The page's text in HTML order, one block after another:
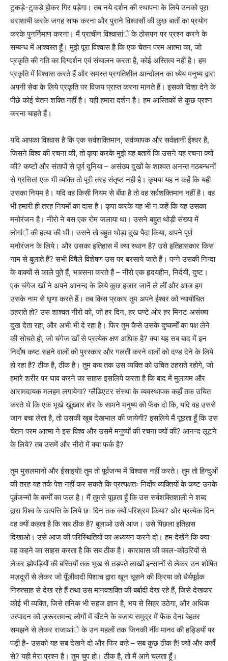
टुकड़े-टुकड़े होकर गिर पड़ेगा। तब नये दर्शन की स्थापना के लिये उनको पूरा
धराशायी करकेे जगह साफ करना और पुराने विश्वासों की कुछ बातों का प्रयोग
करके पुनर्निमाण करना। मैं प्राचीन विश्वासांे के ठोसपन पर प्रश्न करने के
सम्बन्ध में आश्वस्त हूँ। मुझे पूरा विश्वास है कि एक चेतन परम आत्मा का, जो
प्रकृति की गति का दिग्दर्शन एवं संचालन करता है, कोई अस्तित्व नहीं है। हम
प्रकृति में विश्वास करते हैं और समस्त प्रगतिशील आन्दोलन का ध्येय मनुष्य द्वारा
अपनी सेवा के लिये प्रकृति पर विजय प्राप्त करना मानते हैं। इसको दिशा देने के
पीछे कोई चेतन शक्ति नहीं है। यही हमारा दर्शन है। हम आस्तिकों से कुछ प्रश्न
करना चाहते हैं।
यदि आपका विश्वास है कि एक सर्वशक्तिमान, सर्वव्यापक और सर्वज्ञानी ईश्वर है,
जिसने विश्व की रचना की, तो कृपा करके मुझे यह बतायें कि उसने यह रचना क्यों
की? कष्टों और संतापों से पूर्ण दुनिया – असंख्य दुखों के शाश्वत अनन्त गठबन्धनों
से ग्रसित! एक भी व्यक्ति तो पूरी तरह संतृष्ट नही है। कृपया यह न कहें कि यही
उसका नियम है। यदि वह किसी नियम से बँधा है तो वह सर्वशक्तिमान नहीं है। वह
भी हमारी ही तरह नियमों का दास है। कृपा करके यह भी न कहें कि यह उसका
मनोरंजन है। नीरो ने बस एक रोम जलाया था। उसने बहुत थोड़ी संख्या में
लोगांें की हत्या की थी। उसने तो बहुत थोड़ा दुख पैदा किया, अपने पूर्ण
मनोरंजन के लिये। और उसका इतिहास में क्या स्थान है? उसे इतिहासकार किस
नाम से बुलाते हैं? सभी विषैले विशेषण उस पर बरसाये जाते हैं। पन्ने उसकी निन्दा
के वाक्यों से काले पुते हैं, भत्र्सना करते हैं – नीरो एक हृदयहीन, निर्दयी, दुष्ट।
एक चंगेज खाँ ने अपने आनन्द के लिये कुछ हजार जानें ले लीं और आज हम
उसके नाम से घृणा करते हैं। तब किस प्रकार तुम अपने ईश्वर को न्यायोचित
ठहराते हो? उस शाश्वत नीरो को, जो हर दिन, हर घण्टे ओर हर मिनट असंख्य
दुख देता रहा, और अभी भी दे रहा है। फिर तुम कैसे उसके दुष्कर्मों का पक्ष लेने
की सोचते हो, जो चंगेज खाँ से प्रत्येक क्षण अधिक है? क्या यह सब बाद में इन
निर्दोष कष्ट सहने वालों को पुरस्कार और गलती करने वालों को दण्ड देने के लिये
हो रहा है? ठीक है, ठीक है। तुम कब तक उस व्यक्ति को उचित ठहराते रहोगे, जो
हमारे शरीर पर घाव करने का साहस इसलिये करता है कि बाद में मुलायम और
आरामदायक मलहम लगायेगा? ग्लैडिएटर संस्था के व्यवस्थापक कहाँ तक उचित
करते थे कि एक भूखे ख़ूंख़्वार शेर के सामने मनुष्य को फेंक दो कि, यदि वह उससे
जान बचा लेता है, तो उसकी खूब देखभाल की जायेगी? इसलिये मैं पूछता हूँ कि उस
चेतन परम आत्मा ने इस विश्व और उसमें मनुष्यों की रचना क्यों की? आनन्द लूटने
के लिये? तब उसमें और नीरो में क्या फर्क है?
तुम मुसलमानो और ईसाइयो! तुम तो पूर्वजन्म में विश्वास नहीं करते। तुम तो हिन्दुओं
की तरह यह तर्क पेश नहीं कर सकते कि प्रत्यक्षतः निर्दोष व्यक्तियों के कष्ट उनके
पूर्वजन्मों के कर्मों का फल है। मैं तुमसे पूछता हूँ कि उस सर्वशक्तिशाली ने शब्द
द्वारा विश्व के उत्पत्ति के लिये छः दिन तक क्यों परिश्रम किया? और प्रत्येक दिन
वह क्यों कहता है कि सब ठीक है? बुलाओ उसे आज। उसे पिछला इतिहास
दिखाओ। उसे आज की परिस्थितियों का अध्ययन करने दो। हम देखेंगे कि क्या
वह कहने का साहस करता है कि सब ठीक है। कारावास की काल-कोठरियों से
लेकर झोपड़ियों की बस्तियों तक भूख से तड़पते लाखों इन्सानों से लेकर उन शोषित
मज़दूरों से लेकर जो पूँजीवादी पिशाच द्वारा खून चूसने की क्रिया को धैर्यपूर्वक
निरुत्साह से देख रहे हैं तथा उस मानवशक्ति की बर्बादी देख रहे हैं, जिसे देखकर
कोई भी व्यक्ति, जिसे तनिक भी सहज ज्ञान है, भय से सिहर उठेगा, और अधिक
उत्पादन को ज़रूरतमन्द लोगों में बाँटने के बजाय समुद्र में फेंक देना बेहतर
समझने से लेकर राजाआंे के उन महलों तक जिनकी नींव मानव की हड्डियों पर
पड़ी है- उसको यह सब देखने दो और फिर कहे – सब कुछ ठीक है! क्यों और कहाँ
से? यही मेरा प्रश्न है। तुम चुप हो। ठीक है, तो मैं आगे चलता हूँ।